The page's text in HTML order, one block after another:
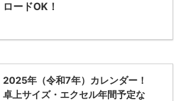
ロードOK！
2025年（令和7年）カレンダー！
卓上サイズ・エクセル年間予定な